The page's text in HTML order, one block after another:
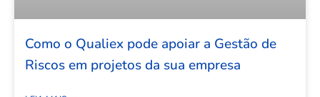
Como o Qualiex pode apoiar a Gestão de
Riscos em projetos da sua empresa